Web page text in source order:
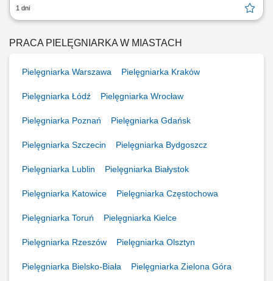
1 dni
PRACA PIELĘGNIARKA W MIASTACH
Pielęgniarka Warszawa Pielęgniarka Kraków
Pielęgniarka Łódź Pielęgniarka Wrocław
Pielęgniarka Poznań Pielęgniarka Gdańsk
Pielęgniarka Szczecin Pielęgniarka Bydgoszcz
Pielęgniarka Lublin Pielęgniarka Białystok
Pielęgniarka Katowice Pielęgniarka Częstochowa
Pielęgniarka Toruń Pielęgniarka Kielce
Pielęgniarka Rzeszów Pielęgniarka Olsztyn
Pielęgniarka Bielsko-Biała Pielęgniarka Zielona Góra